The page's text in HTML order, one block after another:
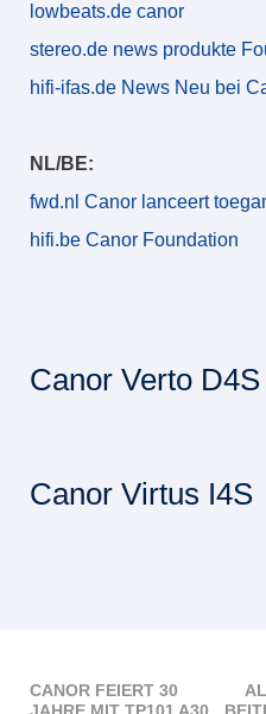
lowbeats.de canor
stereo.de news produkte
hifi-ifas.de News Neu bei
NL/BE:
fwd.nl Canor lanceert
hifi.be Canor Foundation
Canor Verto D4S
Canor Virtus I4S
CANOR FEIERT 30